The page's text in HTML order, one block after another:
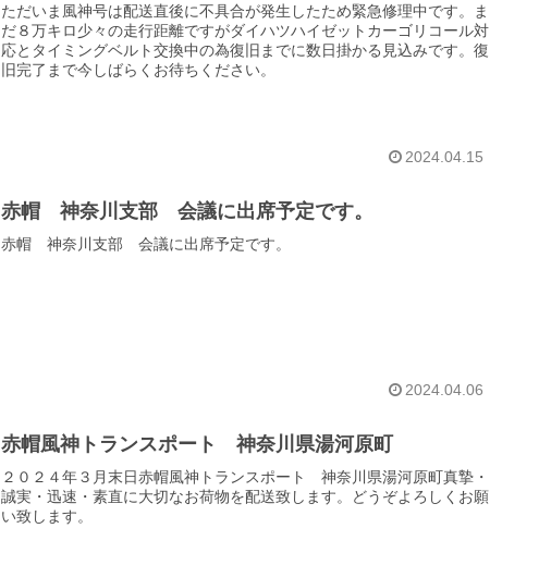
ただいま風神号は配送直後に不具合が発生したため緊急修理中です。ま
だ８万キロ少々の走行距離ですがダイハツハイゼットカーゴリコール対
応とタイミングベルト交換中の為復旧までに数日掛かる見込みです。復
旧完了まで今しばらくお待ちください。
2024.04.15
赤帽 神奈川支部 会議に出席予定です。
赤帽 神奈川支部 会議に出席予定です。
2024.04.06
赤帽風神トランスポート 神奈川県湯河原町
２０２４年３月末日赤帽風神トランスポート 神奈川県湯河原町真摯・
誠実・迅速・素直に大切なお荷物を配送致します。どうぞよろしくお願
い致します。